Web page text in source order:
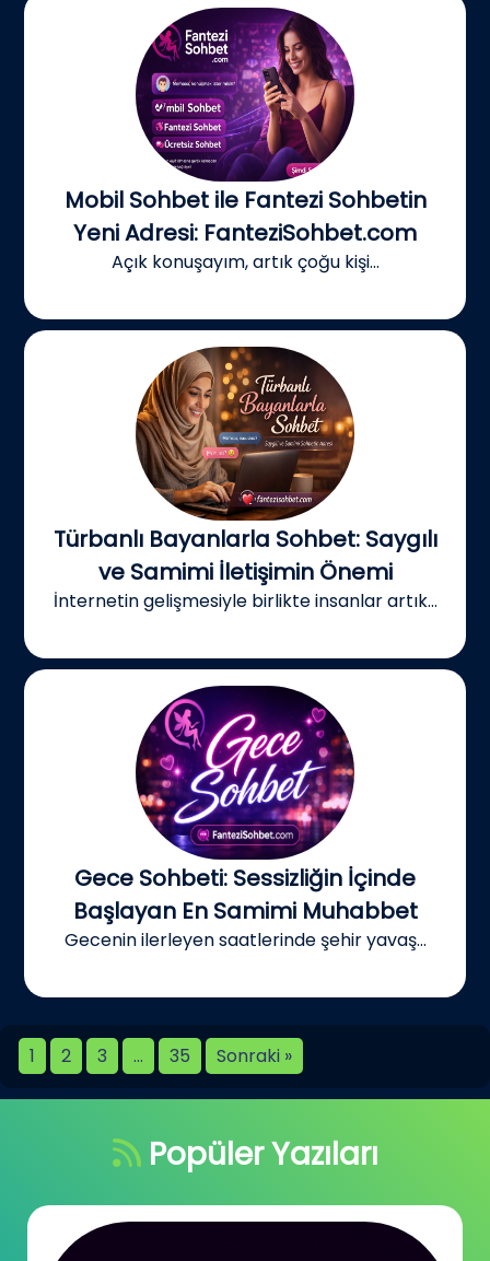
Mobil Sohbet ile Fantezi Sohbetin
Yeni Adresi: FanteziSohbet.com
Açık konuşayım, artık çoğu kişi...
Türbanlı Bayanlarla Sohbet: Saygılı
ve Samimi İletişimin Önemi
İnternetin gelişmesiyle birlikte insanlar artık...
Gece Sohbeti: Sessizliğin İçinde
Başlayan En Samimi Muhabbet
Gecenin ilerleyen saatlerinde şehir yavaş...
1 2 3 … 35 Sonraki »
Popüler Yazıları